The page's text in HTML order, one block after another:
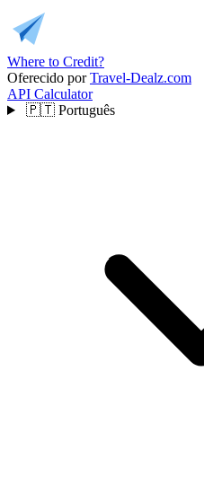
Where to Credit?
Oferecido por Travel-Dealz.com
API Calculator
🇵🇹 Português